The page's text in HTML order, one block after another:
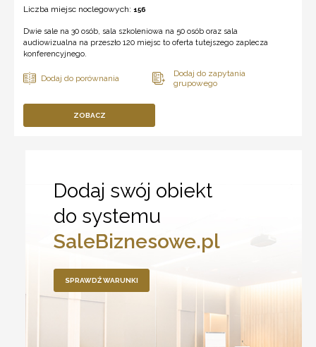
Liczba miejsc noclegowych: 156
Dwie sale na 30 osób, sala szkoleniowa na 50 osób oraz sala
audiowizualna na przeszło 120 miejsc to oferta tutejszego zaplecza
konferencyjnego.
ZOBACZ
Dodaj swój obiekt
do systemu
SaleBiznesowe.pl
SPRAWDŹ WARUNKI